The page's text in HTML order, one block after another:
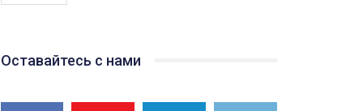
Оставайтесь с нами